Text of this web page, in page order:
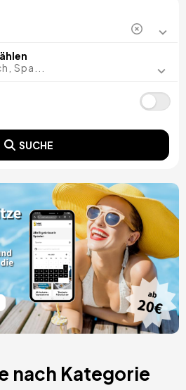
Spa...
SUCHE
nach Kategorie